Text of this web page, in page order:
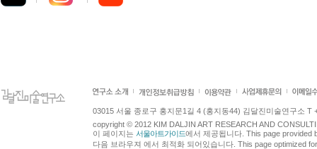
03015 서울 종로구 홍지문1길 4 (홍지동44) 김달진미술연구소 T
copyright © 2012 KIM DALJIN ART RESEARCH AND
이 페이지는 서울아트가이드에서 제공됩니다. This page provided
다음 브라우져 에서 최적화 되어있습니다. This page optimized